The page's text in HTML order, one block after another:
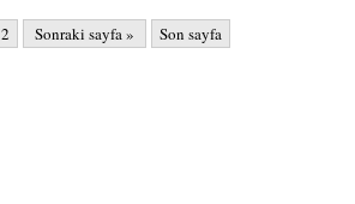
2 Sonraki sayfa » Son sayfa